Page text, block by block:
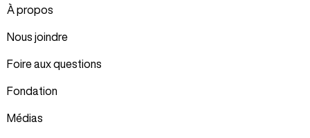
À propos
Nous joindre
Foire aux questions
Fondation
Médias